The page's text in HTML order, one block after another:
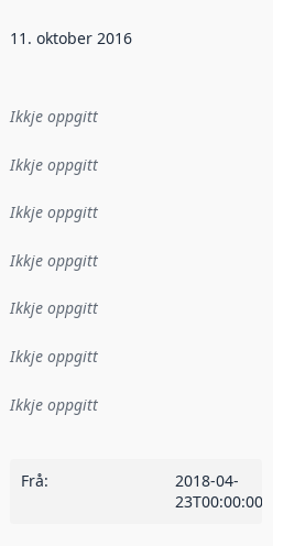
11. oktober 2016
Ikkje oppgitt
Ikkje oppgitt
Ikkje oppgitt
Ikkje oppgitt
Ikkje oppgitt
Ikkje oppgitt
Ikkje oppgitt
Frå:
2018-04-
23T00:00:00Z